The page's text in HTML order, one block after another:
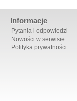
Informacje
Pytania i odpowiedzi
Nowości w serwisie
Polityka prywatności